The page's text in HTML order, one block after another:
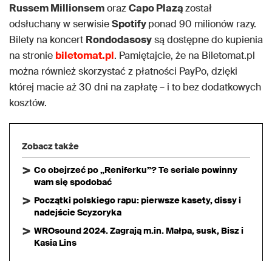
Russem MillionsemorazCapo Plazązostał
odsłuchany w serwisieSpotifyponad 90 milionów razy.
Bilety na koncert Rondodasosysą dostępne do kupienia
na stronie biletomat.pl. Pamiętajcie, że na Biletomat.pl
można również skorzystać z płatności PayPo, dzięki
której macie aż 30 dni na zapłatę – i to bez dodatkowych
kosztów.
Zobacz także
Co obejrzeć po „Reniferku”? Te seriale powinny
wam się spodobać
Początki polskiego rapu: pierwsze kasety, dissy i
nadejście Scyzoryka
WROsound 2024. Zagrają m.in. Małpa, susk, Bisz i
Kasia Lins